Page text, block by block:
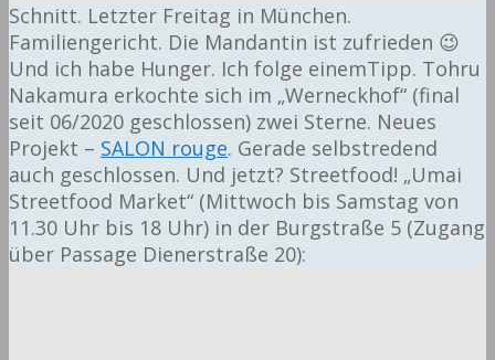
Schnitt. Letzter Freitag in München.
Familiengericht. Die Mandantin ist zufrieden 😉
Und ich habe Hunger. Ich folge einemTipp. Tohru
Nakamura erkochte sich im „Werneckhof“ (final
seit 06/2020 geschlossen) zwei Sterne. Neues
Projekt – SALON rouge. Gerade selbstredend
auch geschlossen. Und jetzt? Streetfood! „Umai
Streetfood Market“ (Mittwoch bis Samstag von
11.30 Uhr bis 18 Uhr) in der Burgstraße 5 (Zugang
über Passage Dienerstraße 20):